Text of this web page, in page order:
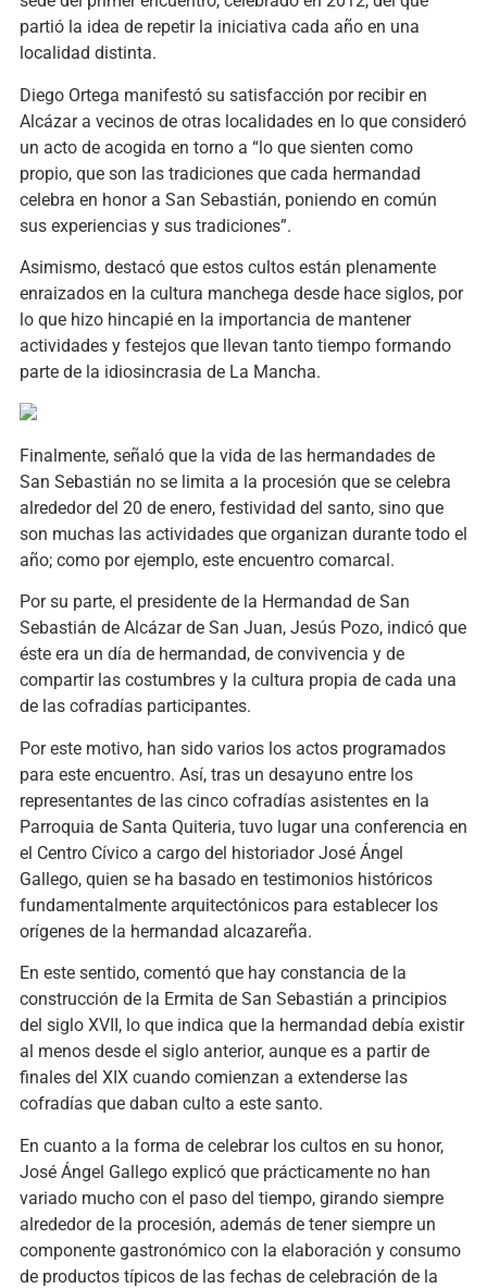
partió la idea de repetir la iniciativa cada año en una
localidad distinta.
Diego Ortega manifestó su satisfacción por recibir en
Alcázar a vecinos de otras localidades en lo que consideró
un acto de acogida en torno a “lo que sienten como
propio, que son las tradiciones que cada hermandad
celebra en honor a San Sebastián, poniendo en común
sus experiencias y sus tradiciones”.
Asimismo, destacó que estos cultos están plenamente
enraizados en la cultura manchega desde hace siglos, por
lo que hizo hincapié en la importancia de mantener
actividades y festejos que llevan tanto tiempo formando
parte de la idiosincrasia de La Mancha.
Finalmente, señaló que la vida de las hermandades de
San Sebastián no se limita a la procesión que se celebra
alrededor del 20 de enero, festividad del santo, sino que
son muchas las actividades que organizan durante todo el
año; como por ejemplo, este encuentro comarcal.
Por su parte, el presidente de la Hermandad de San
Sebastián de Alcázar de San Juan, Jesús Pozo, indicó que
éste era un día de hermandad, de convivencia y de
compartir las costumbres y la cultura propia de cada una
de las cofradías participantes.
Por este motivo, han sido varios los actos programados
para este encuentro. Así, tras un desayuno entre los
representantes de las cinco cofradías asistentes en la
Parroquia de Santa Quiteria, tuvo lugar una conferencia en
el Centro Cívico a cargo del historiador José Ángel
Gallego, quien se ha basado en testimonios históricos
fundamentalmente arquitectónicos para establecer los
orígenes de la hermandad alcazareña.
En este sentido, comentó que hay constancia de la
construcción de la Ermita de San Sebastián a principios
del siglo XVII, lo que indica que la hermandad debía existir
al menos desde el siglo anterior, aunque es a partir de
finales del XIX cuando comienzan a extenderse las
cofradías que daban culto a este santo.
En cuanto a la forma de celebrar los cultos en su honor,
José Ángel Gallego explicó que prácticamente no han
variado mucho con el paso del tiempo, girando siempre
alrededor de la procesión, además de tener siempre un
componente gastronómico con la elaboración y consumo
de productos típicos de las fechas de celebración de la